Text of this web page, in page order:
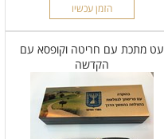
הזמן עכשיו
עט מתכת עם חריטה וקופסא עם
הקדשה